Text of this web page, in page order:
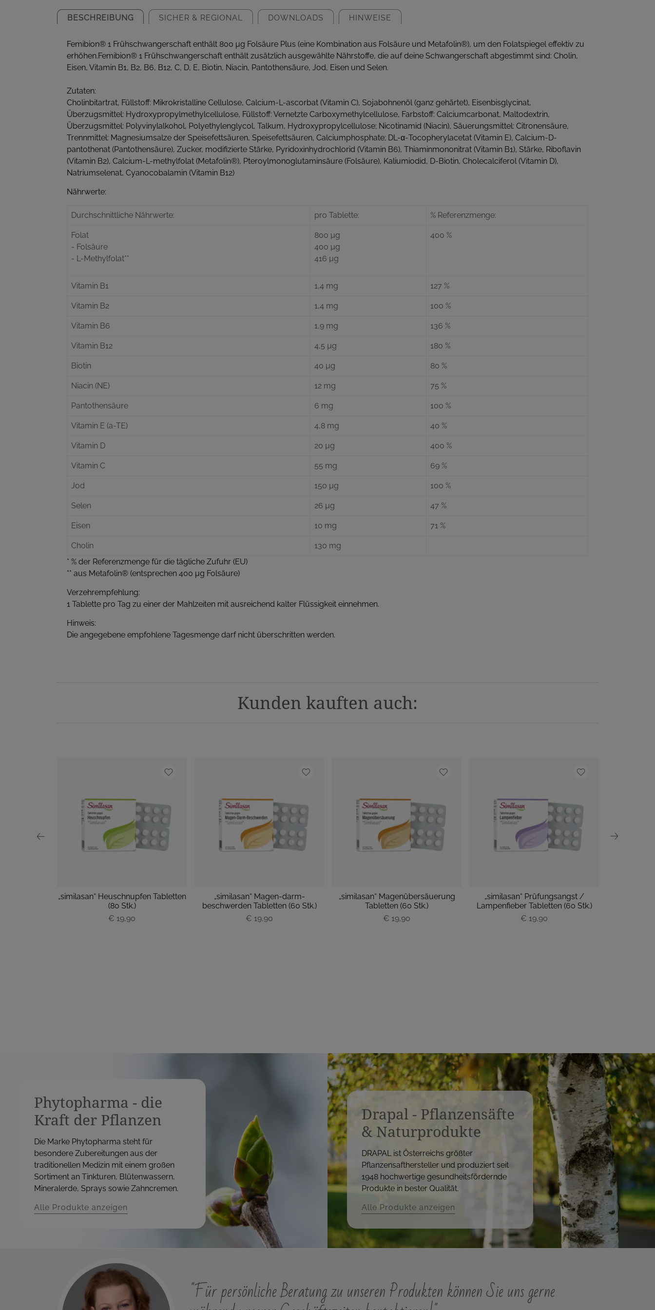
BESCHREIBUNG SICHER & REGIONAL DOWNLOADS HINWEISE
Femibion® 1 Frühschwangerschaft enthält 800 μg Folsäure Plus (eine Kombination aus Folsäure und Metafolin®), um den Folatspiegel effektiv zu
erhöhen.Femibion® 1 Frühschwangerschaft enthält zusätzlich ausgewählte Nährstoffe, die auf deine Schwangerschaft abgestimmt sind: Cholin,
Eisen, Vitamin B1, B2, B6, B12, C, D, E, Biotin, Niacin, Pantothensäure, Jod, Eisen und Selen.
Zutaten:
Cholinbitartrat, Füllstoff: Mikrokristalline Cellulose, Calcium-L-ascorbat (Vitamin C), Sojabohnenöl (ganz gehärtet), Eisenbisglycinat,
Überzugsmittel: Hydroxypropylmethylcellulose, Füllstoff: Vernetzte Carboxymethylcellulose, Farbstoff: Calciumcarbonat, Maltodextrin,
Überzugsmittel: Polyvinylalkohol, Polyethylenglycol, Talkum, Hydroxypropylcellulose; Nicotinamid (Niacin), Säuerungsmittel: Citronensäure,
Trennmittel: Magnesiumsalze der Speisefettsäuren, Speisefettsäuren, Calciumphosphate; DL-α-Tocopherylacetat (Vitamin E), Calcium-D-
pantothenat (Pantothensäure), Zucker, modifizierte Stärke, Pyridoxinhydrochlorid (Vitamin B6), Thiaminmononitrat (Vitamin B1), Stärke, Riboflavin
(Vitamin B2), Calcium-L-methylfolat (Metafolin®), Pteroylmonoglutaminsäure (Folsäure), Kaliumiodid, D-Biotin, Cholecalciferol (Vitamin D),
Natriumselenat, Cyanocobalamin (Vitamin B12)
Nährwerte:
Durchschnittliche Nährwerte: pro Tablette: % Referenzmenge:
Folat
- Folsäure
- L-Methylfolat**
800 µg
400 µg
416 µg
400 %
Vitamin B1 1,4 mg 127 %
Vitamin B2 1,4 mg 100 %
Vitamin B6 1,9 mg 136 %
Vitamin B12 4,5 µg 180 %
Biotin 40 µg 80 %
Niacin (NE) 12 mg 75 %
Pantothensäure 6 mg 100 %
Vitamin E (a-TE) 4,8 mg 40 %
Vitamin D 20 µg 400 %
Vitamin C 55 mg 69 %
Jod 150 µg 100 %
Selen 26 µg 47 %
Eisen 10 mg 71 %
Cholin
130 mg
* % der Referenzmenge für die tägliche Zufuhr (EU)
** aus Metafolin® (entsprechen 400 μg Folsäure)
Verzehrempfehlung:
1 Tablette pro Tag zu einer der Mahlzeiten mit ausreichend kalter Flüssigkeit einnehmen.
Hinweis:
Die angegebene empfohlene Tagesmenge darf nicht überschritten werden.
Kunden kauften auch:
„similasan“ Heuschnupfen Tabletten
(80 Stk.)
€ 19,90
„similasan“ Magen-darm-
beschwerden Tabletten (60 Stk.)
€ 19,90
„similasan“ Magenübersäuerung
Tabletten (60 Stk.)
€ 19,90
„similasan“ Prüfungsangst /
Lampenfieber Tabletten (60 Stk.)
€ 19,90
P
P
P
r
Phytopharma - die
Kraft der Pflanzen
Die Marke Phytopharma steht für
besondere Zubereitungen aus der
traditionellen Medizin mit einem großen
Sortiment an Tinkturen, Blütenwassern,
Mineralerde, Sprays sowie Zahncremen.
Alle Produkte anzeigen
Drapal - Pflanzensäfte
& Naturprodukte
DRAPAL ist Österreichs größter
Pflanzensafthersteller und produziert seit
1948 hochwertige gesundheitsfördernde
Produkte in bester Qualität.
Alle Produkte anzeigen
"Für persönliche Beratung zu unseren Produkten können Sie uns gerne